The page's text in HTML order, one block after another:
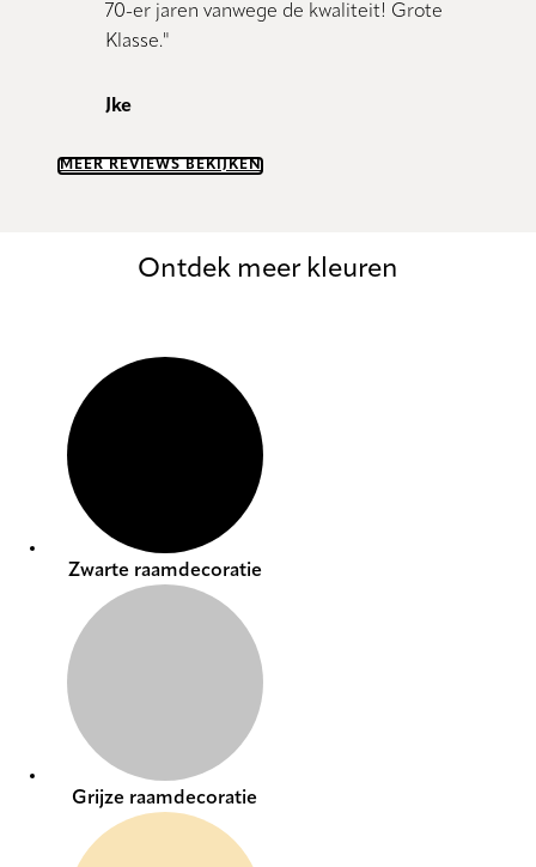
70-er jaren vanwege de kwaliteit! Grote
Klasse."
Jke
MEER REVIEWS BEKIJKEN
Ontdek meer kleuren
Zwarte raamdecoratie
Grijze raamdecoratie